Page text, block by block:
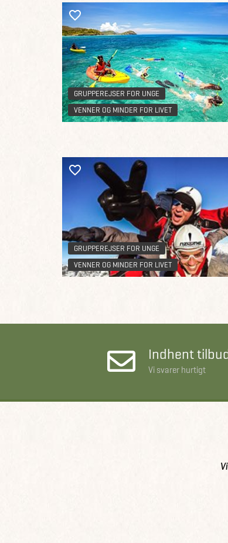
GRUPPEREJSER FOR UNGE
VENNER OG MINDER FOR LIVET
GRUPPEREJSER FOR UNGE
VENNER OG MINDER FOR LIVET
Indhent
Vi svarer hurtigt